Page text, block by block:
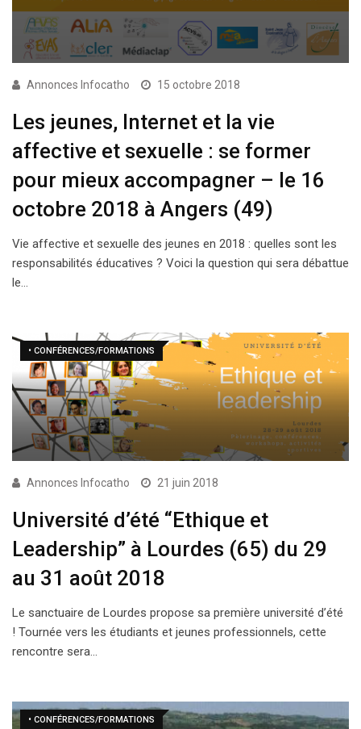
Annonces Infocatho 15 octobre 2018
Les jeunes, Internet et la vie
affective et sexuelle : se former
pour mieux accompagner – le 16
octobre 2018 à Angers (49)
Vie affective et sexuelle des jeunes en 2018 : quelles sont les
responsabilités éducatives ? Voici la question qui sera débattue
le…
• CONFÉRENCES/FORMATIONS
Annonces Infocatho 21 juin 2018
Université d’été “Ethique et
Leadership” à Lourdes (65) du 29
au 31 août 2018
Le sanctuaire de Lourdes propose sa première université d’été
! Tournée vers les étudiants et jeunes professionnels, cette
rencontre sera…
• CONFÉRENCES/FORMATIONS